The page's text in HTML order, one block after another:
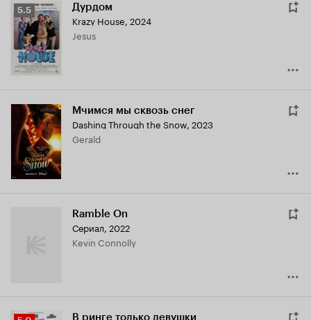
Рейтинг
Кинопоиска
5.5
5.5 Дурдом
Krazy House, 2024
Jesus
Мчимся мы сквозь снег
Dashing Through the Snow, 2023
Gerald
Ramble On
Сериал, 2022
Kevin Connolly
В ринге только девушки